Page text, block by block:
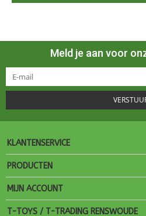
Meld je aan voor
KLANTENSERVICE
PRODUCTEN
MIJN ACCOUNT
T-TOYS / T-TRADING RENSWOUDE